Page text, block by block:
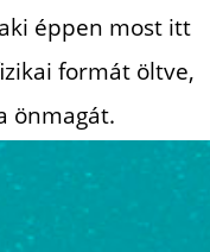
éppen most itt
formát öltve,
önmagát.